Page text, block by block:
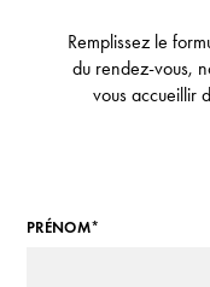
Remplissez le
du rendez-vous,
vous accueillir
PRÉNOM*